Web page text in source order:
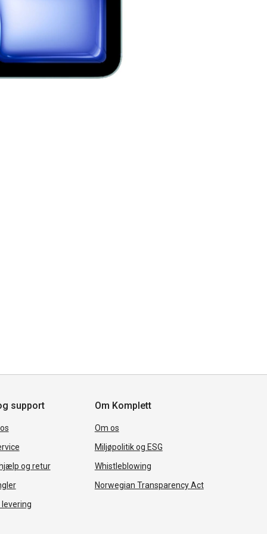
support
og retur
Om Komplett
Om os
Miljøpolitik og ESG
Whistleblowing
Norwegian Transparency Act